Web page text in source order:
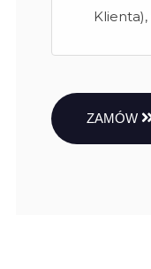
Klienta),
ZAMÓW